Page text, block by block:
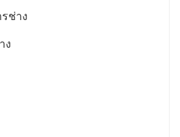
ช่าง
ง